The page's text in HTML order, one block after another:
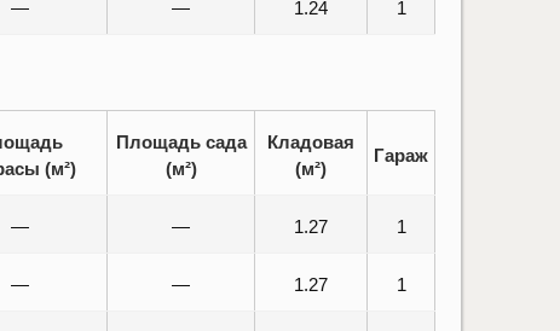
— — 1.24 1
(м²)
Площадь сада
(м²)
Кладовая
(м²)
Гараж
— — 1.27 1
— — 1.27 1